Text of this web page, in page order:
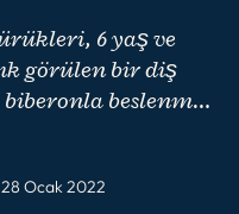
6 yaş ve
görülen bir diş
beslenme
genel
28 Ocak 2022